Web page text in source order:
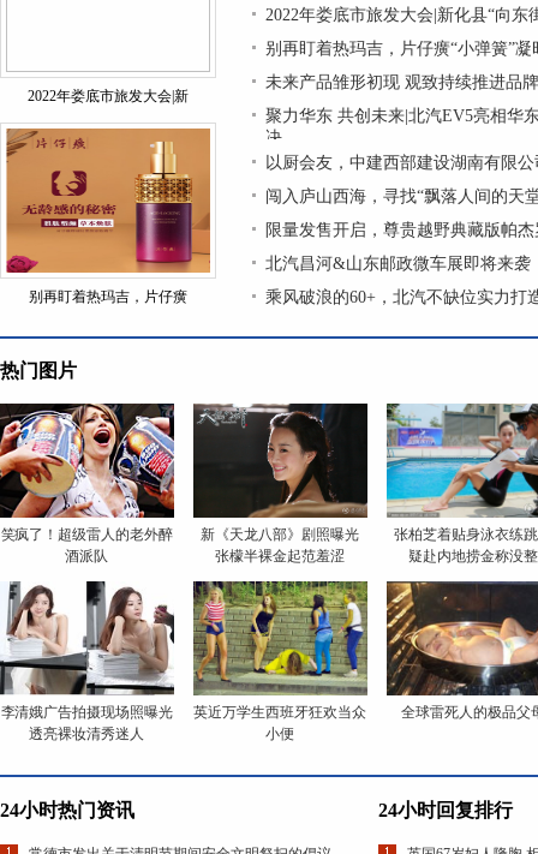
2022年娄底市旅发大会|新
别再盯着热玛吉，片仔癀
2022年娄底市旅发大会|新化县“向东
别再盯着热玛吉，片仔癀“小弹簧”
未来产品雏形初现 观致持续推进品
聚力华东 共创未来|北汽EV5亮相华
决
以厨会友，中建西部建设湖南有限
闯入庐山西海，寻找“飘落人间的天
限量发售开启，尊贵越野典藏版帕
北汽昌河&山东邮政微车展即将来袭
乘风破浪的60+，北汽不缺位实力打
热门图片
笑疯了！超级雷人的老外醉
酒派队
新《天龙八部》剧照曝光
张檬半裸金起范羞涩
张柏芝着贴身泳衣练
疑赴内地捞金称没整
李清娥广告拍摄现场照曝光
透亮裸妆清秀迷人
英近万学生西班牙狂欢当众
小便
全球雷死人的极品父
24小时热门资讯 24小时回复排行